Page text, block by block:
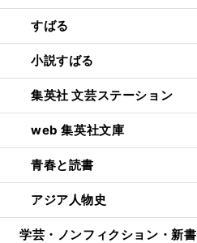
すばる
小説すばる
集英社 文芸ステーション
web 集英社文庫
青春と読書
アジア人物史
学芸・ノンフィクション・新書